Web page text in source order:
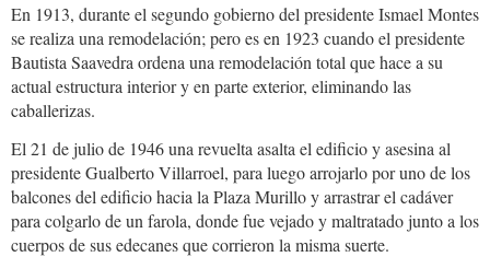
En 1913, durante el segundo gobierno del presidente Ismael Montes
se realiza una remodelación; pero es en 1923 cuando el presidente
Bautista Saavedra ordena una remodelación total que hace a su
actual estructura interior y en parte exterior, eliminando las
caballerizas.
El 21 de julio de 1946 una revuelta asalta el edificio y asesina al
presidente Gualberto Villarroel, para luego arrojarlo por uno de los
balcones del edificio hacia la Plaza Murillo y arrastrar el cadáver
para colgarlo de un farola, donde fue vejado y maltratado junto a los
cuerpos de sus edecanes que corrieron la misma suerte.